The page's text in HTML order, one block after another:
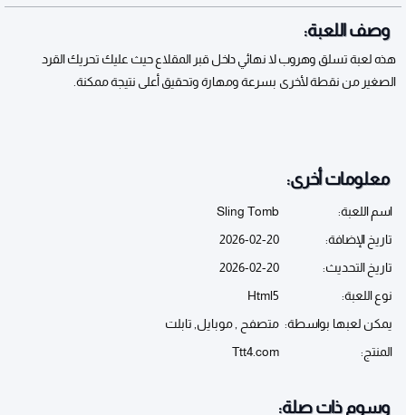
وصف اللعبة:
هذه لعبة تسلق وهروب لا نهائي داخل قبر المقلاع حيث عليك تحريك القرد
الصغير من نقطة لأخرى بسرعة ومهارة وتحقيق أعلى نتيجة ممكنة.
معلومات أخرى:
اسم اللعبة:
Sling Tomb
تاريخ الإضافة:
2026-02-20
تاريخ التحديث:
2026-02-20
نوع اللعبة:
Html5
يمكن لعبها بواسطة: متصفح , موبايل, تابلت
المنتج:
Ttt4.com
وسوم ذات صلة: